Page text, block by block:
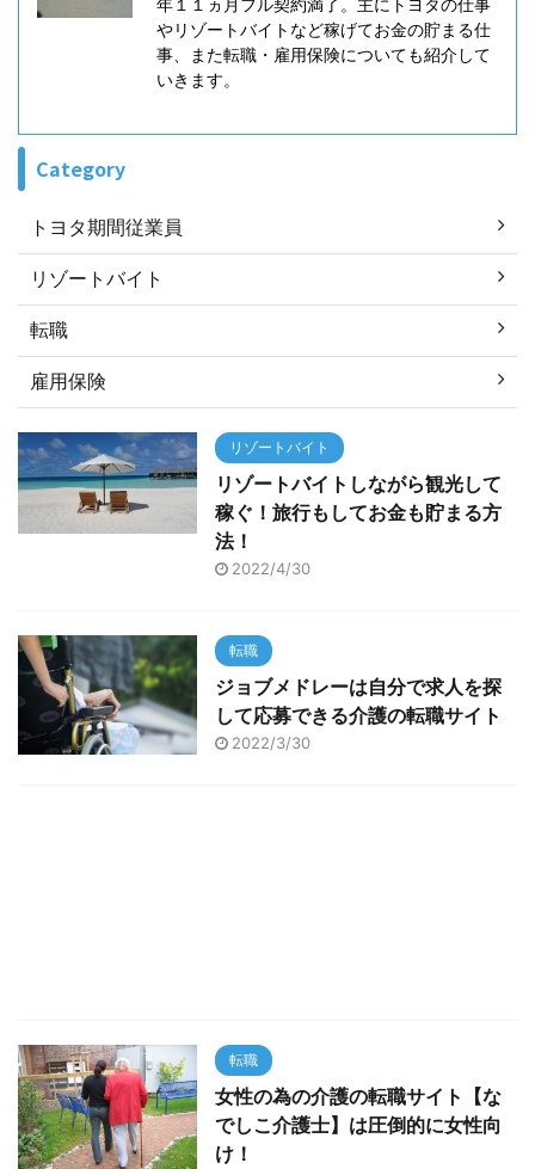
年１１ヵ月フル契約満了。主にトヨタの仕事
やリゾートバイトなど稼げてお金の貯まる仕
事、また転職・雇用保険についても紹介して
いきます。
Category
トヨタ期間従業員
リゾートバイト
転職
雇用保険
リゾートバイト
リゾートバイトしながら観光して
稼ぐ！旅行もしてお金も貯まる方
法！
2022/4/30
転職
ジョブメドレーは自分で求人を探
して応募できる介護の転職サイト
2022/3/30
転職
女性の為の介護の転職サイト【な
でしこ介護士】は圧倒的に女性向
け！